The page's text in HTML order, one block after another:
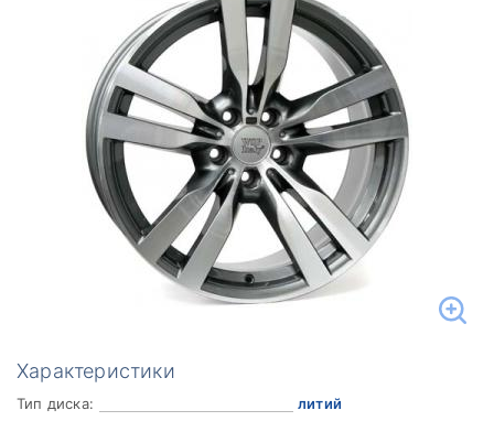
Характеристики
Тип диска:
литий